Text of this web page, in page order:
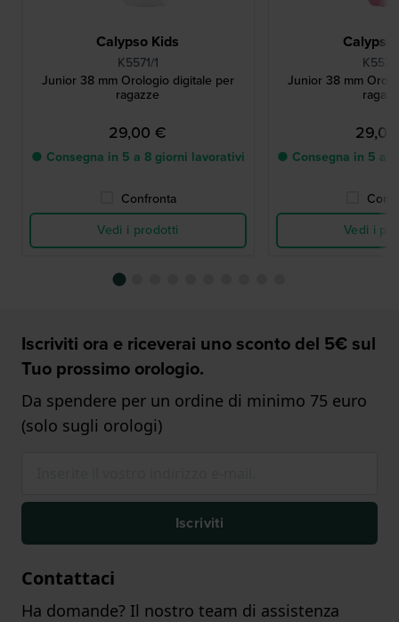
Calypso Kids
K5571/1
Junior 38 mm Orologio digitale per
ragazze
29,00 €
● Consegna in 5 a 8 giorni lavorativi
Confronta
Vedi i prodotti
Calypso
Junior 38 mm
● Consegna in 5 a
Vedi i
Iscriviti ora e riceverai uno sconto del 5€ sul
Tuo prossimo orologio.
Da spendere per un ordine di minimo 75 euro
(solo sugli orologi)
Iscriviti
Contattaci
Ha domande? Il nostro team di assistenza